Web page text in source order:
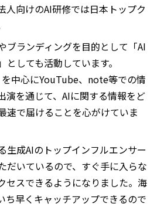
人向けのAI研修では日本トップク
ブランディングを目的として「AI
しても活動しています。
中心にYouTube、note等での情
演を通じて、AIに関する情報をど
速で届けることを心がけていま
生成AIのトップインフルエンサー
だいているので、すぐ手に入らな
セスできるようになりました。海
ち早くキャッチアップできるので